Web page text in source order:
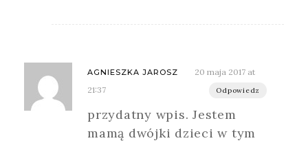
AGNIESZKA JAROSZ
20 maja 2017 at
21:37
Odpowiedz
przydatny wpis. Jestem
mamą dwójki dzieci w tym